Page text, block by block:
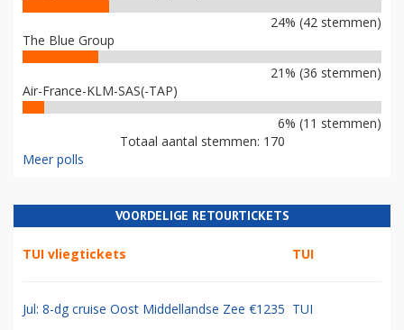
24% (42 stemmen)
The Blue Group
21% (36 stemmen)
Air-France-KLM-SAS(-TAP)
6% (11 stemmen)
Totaal aantal stemmen: 170
Meer polls
VOORDELIGE RETOURTICKETS
TUI vliegtickets TUI
Jul: 8-dg cruise Oost Middellandse Zee €1235 TUI